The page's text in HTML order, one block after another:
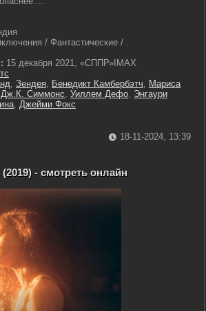
/ Фантастические / .
15 декабря 2021, «СППР»IMAX
, Зендея, Бенедикт Камбербэтч, Мариса
Дж.К. Симмонс, Уиллем Дефо, Энгаури
, Джейми Фокс
18-11-2024, 13:39
- смотреть онлайн